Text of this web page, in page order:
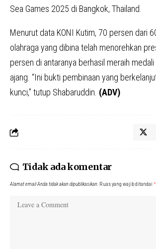
Sea Games 2025 di Bangkok, Thailand.
Menurut data KONI Kutim, 70 persen dari
olahraga yang dibina telah menorehkan
persen di antaranya berhasil meraih
ajang. “Ini bukti pembinaan yang
kunci,” tutup Shabaruddin. (ADV)
Tidak ada komentar
Alamat email Anda tidak akan dipublikasikan. Ruas yang wajib ditandai *